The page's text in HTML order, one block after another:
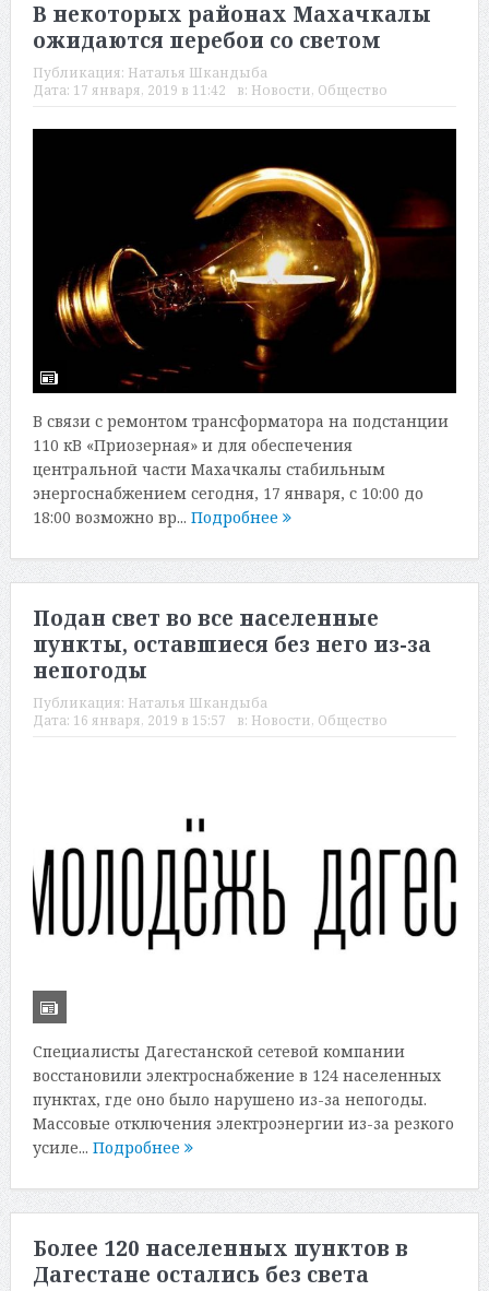
В некоторых районах Махачкалы
ожидаются перебои со светом
Публикация: Наталья Шкандыба
Дата: 17 января, 2019 в 11:42 в: Новости, Общество
В связи с ремонтом трансформатора на подстанции
110 кВ «Приозерная» и для обеспечения
центральной части Махачкалы стабильным
энергоснабжением сегодня, 17 января, с 10:00 до
18:00 возможно вр... Подробнее
Подан свет во все населенные
пункты, оставшиеся без него из-за
непогоды
Публикация: Наталья Шкандыба
Дата: 16 января, 2019 в 15:57 в: Новости, Общество
Специалисты Дагестанской сетевой компании
восстановили электроснабжение в 124 населенных
пунктах, где оно было нарушено из-за непогоды.
Массовые отключения электроэнергии из-за резкого
усиле... Подробнее
Более 120 населенных пунктов в
Дагестане остались без света